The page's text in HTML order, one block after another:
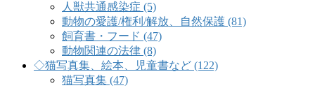
人獣共通感染症 (5)
動物の愛護/権利/解放、自然保護 (81)
飼育書・フード (47)
動物関連の法律 (8)
◇猫写真集、絵本、児童書など (122)
猫写真集 (47)